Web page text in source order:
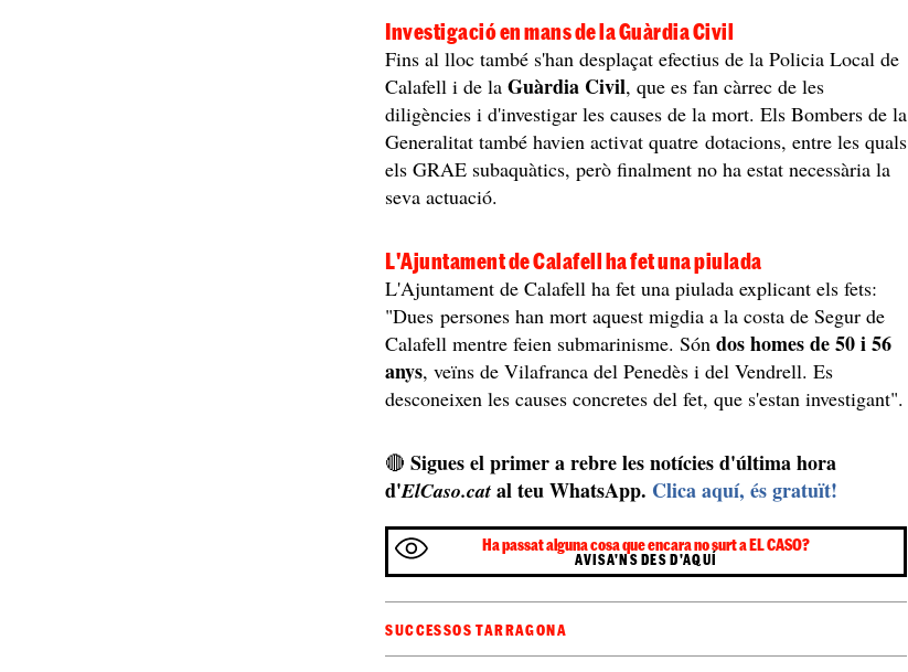
Investigació en mans de la Guàrdia Civil
Fins al lloc també s'han desplaçat efectius de la Policia Local de
Calafell i de laGuàrdia Civil, que es fan càrrec de les
diligències i d'investigar les causes de la mort. Els Bombers de la
Generalitat també havien activat quatre dotacions, entre les quals
els GRAE subaquàtics, però finalment no ha estat necessària la
seva actuació.
L'Ajuntament de Calafell ha fet una piulada
L'Ajuntament de Calafell ha fet una piulada explicant els fets:
"Dues persones han mort aquest migdia a la costa de Segur de
Calafell mentre feien submarinisme. Sóndos homes de 50 i 56
anys, veïns de Vilafranca del Penedès i del Vendrell. Es
desconeixen les causes concretes del fet, que s'estan investigant".
🔴Sigues el primer a rebre les notícies d'última hora
d'ElCaso.cat al teu WhatsApp. Clica aquí, és gratuït!
Ha passat alguna cosa que encara no surt a EL CASO?
AVISA'NS DES D'AQUÍ
SUCCESSOS TARRAGONA